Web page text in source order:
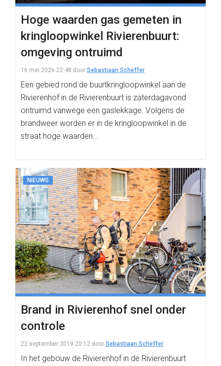
Hoge waarden gas gemeten in
kringloopwinkel Rivierenbuurt:
omgeving ontruimd
16 mei 2026 22:48 door Sebastiaan Scheffer
Een gebied rond de buurtkringloopwinkel aan de
Rivierenhof in de Rivierenbuurt is zaterdagavond
ontruimd vanwege een gaslekkage. Volgens de
brandweer worden er in de kringloopwinkel in de
straat hoge waarden…
NIEUWS
Brand in Rivierenhof snel onder
controle
22 september 2019 20:12 door Sebastiaan Scheffer
In het gebouw de Rivierenhof in de Rivierenbuurt